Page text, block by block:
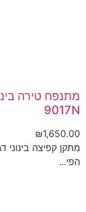
9017N
₪1,650.00
הפי...